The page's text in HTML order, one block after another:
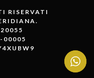
RISERVATI
00005